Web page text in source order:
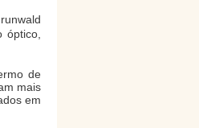
óptico,
de
mais
em